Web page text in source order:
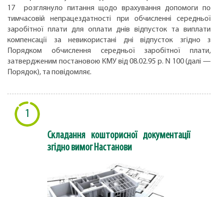
17 розглянуло питання щодо врахування допомоги по
тимчасовій непрацездатності при обчисленні середньої
заробітної плати для оплати днів відпусток та виплати
компенсації за невикористані дні відпусток згідно з
Порядком обчислення середньої заробітної плати,
затвердженим постановою КМУ від 08.02.95 р. N 100 (далі —
Порядок), та повідомляє.
1
Складання кошторисної документації
згідно вимог Настанови